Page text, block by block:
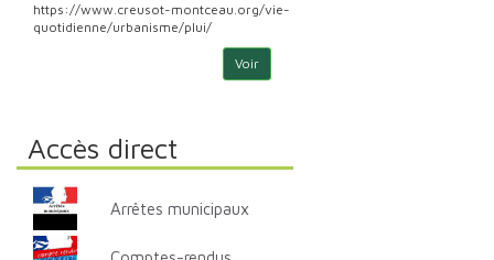
https://www.creusot-montceau.org/vie-
quotidienne/urbanisme/plui/
Voir
Accès direct
Arrêtes municipaux